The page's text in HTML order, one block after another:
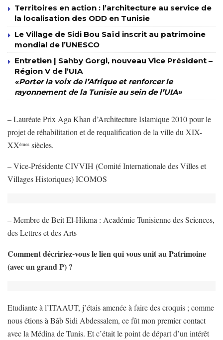
Territoires en action : l’architecture au service de
la localisation des ODD en Tunisie
Le Village de Sidi Bou Saïd inscrit au patrimoine
mondial de l’UNESCO
Entretien | Sahby Gorgi, nouveau Vice Président –
Région V de l’UIA
«Porter la voix de l’Afrique et renforcer le
rayonnement de la Tunisie au sein de l’UIA»
– Lauréate Prix Aga Khan d’Architecture Islamique 2010 pour le
projet de réhabilitation et de requalification de la ville du XIX-
XXèmes siècles.
– Vice-Présidente CIVVIH (Comité Internationale des Villes et
Villages Historiques) ICOMOS
– Membre de Beit El-Hikma : Académie Tunisienne des Sciences,
des Lettres et des Arts
Comment décririez-vous le lien qui vous unit au Patrimoine
(avec un grand P) ?
Etudiante à l’ITAAUT, j’étais amenée à faire des croquis ; comme
nous étions à Bâb Sidi Abdessalem, ce fût mon premier contact
avec la Médina de Tunis. Et c’était le point de départ d’un intérêt